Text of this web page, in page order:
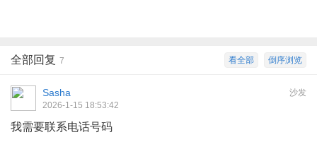
倒序浏览
看全部
全部回复 7
沙发
Sasha
2026-1-15 18:53:42
我需要联系电话号码